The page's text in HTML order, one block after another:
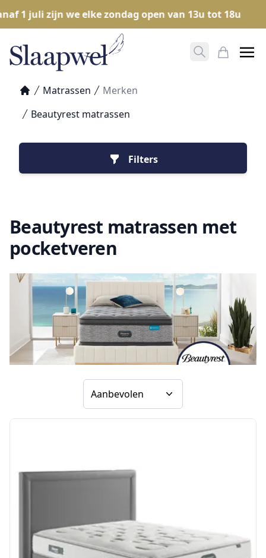
1 juli zijn we elke zondag open van 13u tot 18u
ZoekenMijn
Matrassen
Merken
Beautyrest matrassen
Filters
Beautyrest matrassen met
pocketveren
Sorteer op